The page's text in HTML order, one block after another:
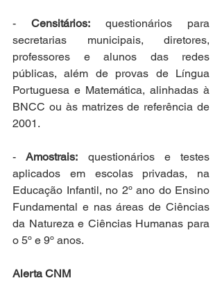
- Censitários: questionários para
secretarias municipais, diretores,
professores e alunos das redes
públicas, além de provas de Língua
Portuguesa e Matemática, alinhadas à
BNCC ou às matrizes de referência de
2001.
- Amostrais: questionários e testes
aplicados em escolas privadas, na
Educação Infantil, no 2º ano do Ensino
Fundamental e nas áreas de Ciências
da Natureza e Ciências Humanas para
o 5º e 9º anos.
Alerta CNM